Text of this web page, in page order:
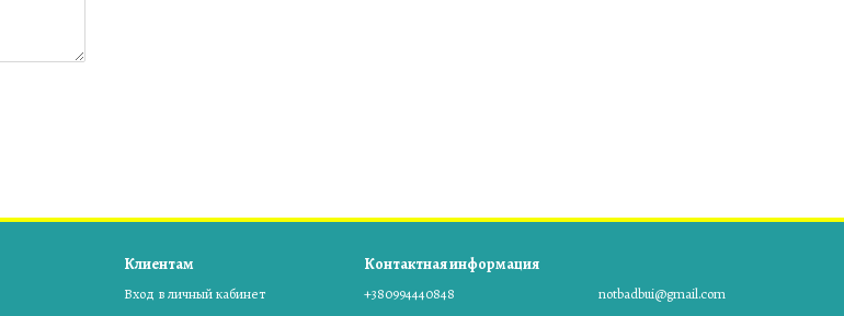
Клиентам
Вход в личный кабинет
Контактная информация
+380994440848 notbadbui@gmail.com